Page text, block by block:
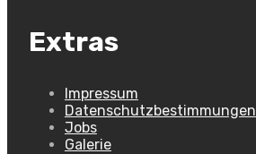
Extras
Impressum
Datenschutzbestimmungen
Jobs
Galerie